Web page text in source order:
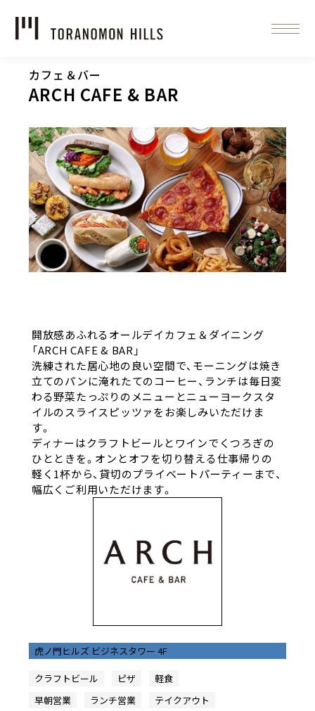
カフェ＆バー
ARCH CAFE & BAR
虎ノ門ヒルズ ビジネスタワー 4F
クラフトビール ピザ
軽食
早朝営業
ランチ営業
テイクアウト
開放感あふれるオールデイカフェ＆ダイニング
「ARCH CAFE & BAR」
洗練された居心地の良い空間で、モーニングは焼き
立てのパンに淹れたてのコーヒー、ランチは毎日変
わる野菜たっぷりのメニューとニューヨークスタ
イルのスライスピッツァをお楽しみいただけま
す。
ディナーはクラフトビールとワインでくつろぎの
ひとときを。オンとオフを切り替える仕事帰りの
軽く1杯から、貸切のプライベートパーティーまで、
幅広くご利用いただけます。